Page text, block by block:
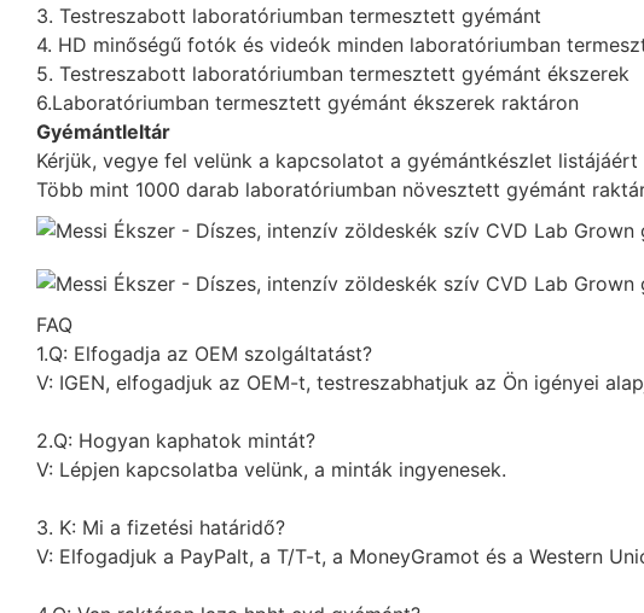
3. Testreszabott laboratóriumban termesztett gyémánt
4. HD minőségű fotók és videók minden laboratóriumban
5. Testreszabott laboratóriumban termesztett gyémánt ékszerek
6.Laboratóriumban termesztett gyémánt ékszerek raktáron
Gyémántleltár
Kérjük, vegye fel velünk a kapcsolatot a gyémántkészlet listájáért
Több mint 1000 darab laboratóriumban növesztett gyémánt
FAQ
1.Q: Elfogadja az OEM szolgáltatást?
V: IGEN, elfogadjuk az OEM-t, testreszabhatjuk az Ön igényei
2.Q: Hogyan kaphatok mintát?
V: Lépjen kapcsolatba velünk, a minták ingyenesek.
3. K: Mi a fizetési határidő?
V: Elfogadjuk a PayPalt, a T/T-t, a MoneyGramot és a Western